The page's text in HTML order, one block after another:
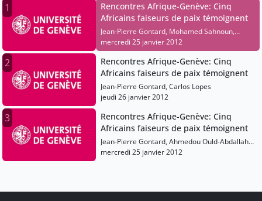
1
Rencontres Afrique-Genève: Cinq
Africains faiseurs de paix témoignent
Jean-Pierre Gontard, Mohamed Sahnoun,
Aminata Djermakoye
mercredi 25 janvier 2012
2
Rencontres Afrique-Genève: Cinq
Africains faiseurs de paix témoignent
Jean-Pierre Gontard, Carlos Lopes
jeudi 26 janvier 2012
3
Rencontres Afrique-Genève: Cinq
Africains faiseurs de paix témoignent
Jean-Pierre Gontard, Ahmedou Ould-Abdallah,
Issa Diallo
mercredi 25 janvier 2012